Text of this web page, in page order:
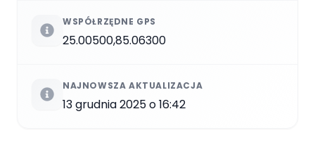
WSPÓŁRZĘDNE GPS
25.00500,85.06300
NAJNOWSZA AKTUALIZACJA
13 grudnia 2025 o 16:42